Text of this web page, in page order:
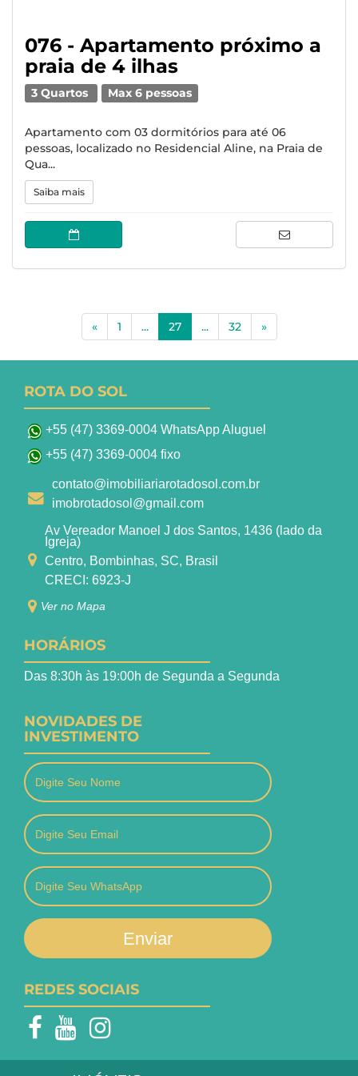
076 - Apartamento próximo a
praia de 4 ilhas
3 Quartos Max 6 pessoas
Apartamento com 03 dormitórios para até 06
pessoas, localizado no Residencial Aline, na Praia de
Qua...
Saiba mais
« 1 ... 27(current)
... 32 »
ROTA DO SOL
+55 (47) 3369-0004 WhatsApp Aluguel
+55 (47) 3369-0004 fixo
contato@imobiliariarotadosol.com.br
imobrotadosol@gmail.com
Av Vereador Manoel J dos Santos, 1436 (lado da
Igreja)
Centro, Bombinhas, SC, Brasil
CRECI: 6923-J
Ver no Mapa
HORÁRIOS
Das 8:30h às 19:00h de Segunda a Segunda
NOVIDADES DE
INVESTIMENTO
Enviar
REDES SOCIAIS